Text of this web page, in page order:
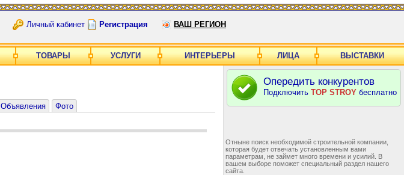
Личный кабинет Регистрация ВАШ РЕГИОН
ТОВАРЫ УСЛУГИ ИНТЕРЬЕРЫ ЛИЦА ВЫСТАВКИ
Объявления Фото
Опередить конкурентов
Подключить TOP STROY бесплатно
Отныне поиск необходимой строительной компании,
которая будет отвечать установленным вами
параметрам, не займет много времени и усилий. В
вашем выборе поможет специальный раздел нашего
сайта.